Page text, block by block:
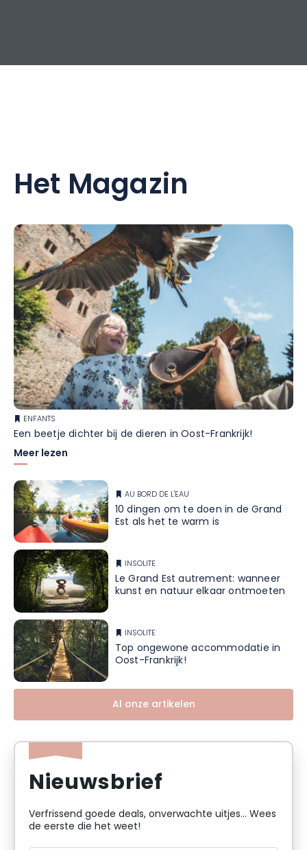
Het Magazin
ENFANTS
Een beetje dichter bij de dieren in Oost-Frankrijk!
Meer lezen
AU BORD DE L'EAU
10 dingen om te doen in de Grand
Est als het te warm is
INSOLITE
Le Grand Est autrement: wanneer
kunst en natuur elkaar ontmoeten
INSOLITE
Top ongewone accommodatie in
Oost-Frankrijk!
Al onze artikelen
Nieuwsbrief
Verfrissend goede deals, onverwachte uitjes... Wees
de eerste die het weet!